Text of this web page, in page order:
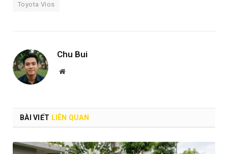
Toyota Vios
Chu Bui
Website
BÀI VIẾT LIÊN QUAN